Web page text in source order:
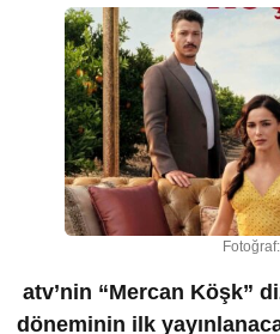
atv’nin “Mercan Köşk”
döneminin ilk